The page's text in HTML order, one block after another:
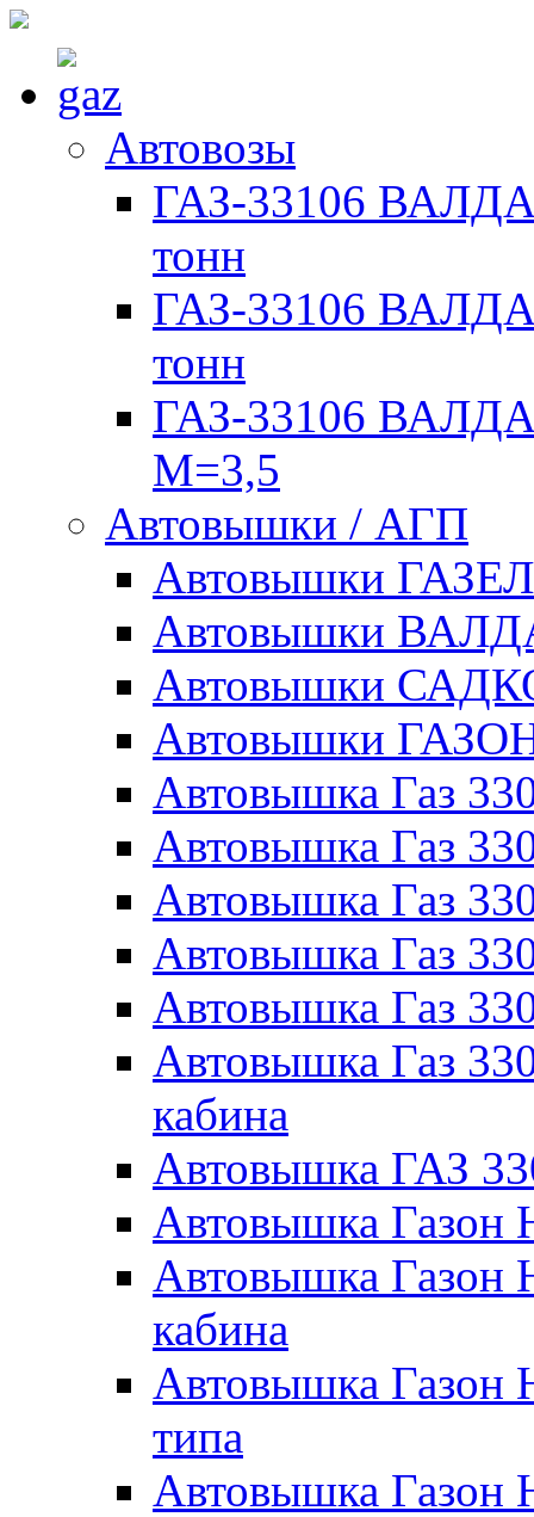
Автовозы
ГАЗ-33106
тонн
ГАЗ-33106
тонн
ГАЗ-33106
М=3,5
Автовышки / АГП
Автовышки
Автовышки
Автовышки
Автовышки
Автовышка Газ
Автовышка Газ
Автовышка Газ
Автовышка Газ
Автовышка Газ
Автовышка Газ
кабина
Автовышка ГАЗ
Автовышка
Автовышка Газон
кабина
Автовышка Газон
типа
Автовышка Газон